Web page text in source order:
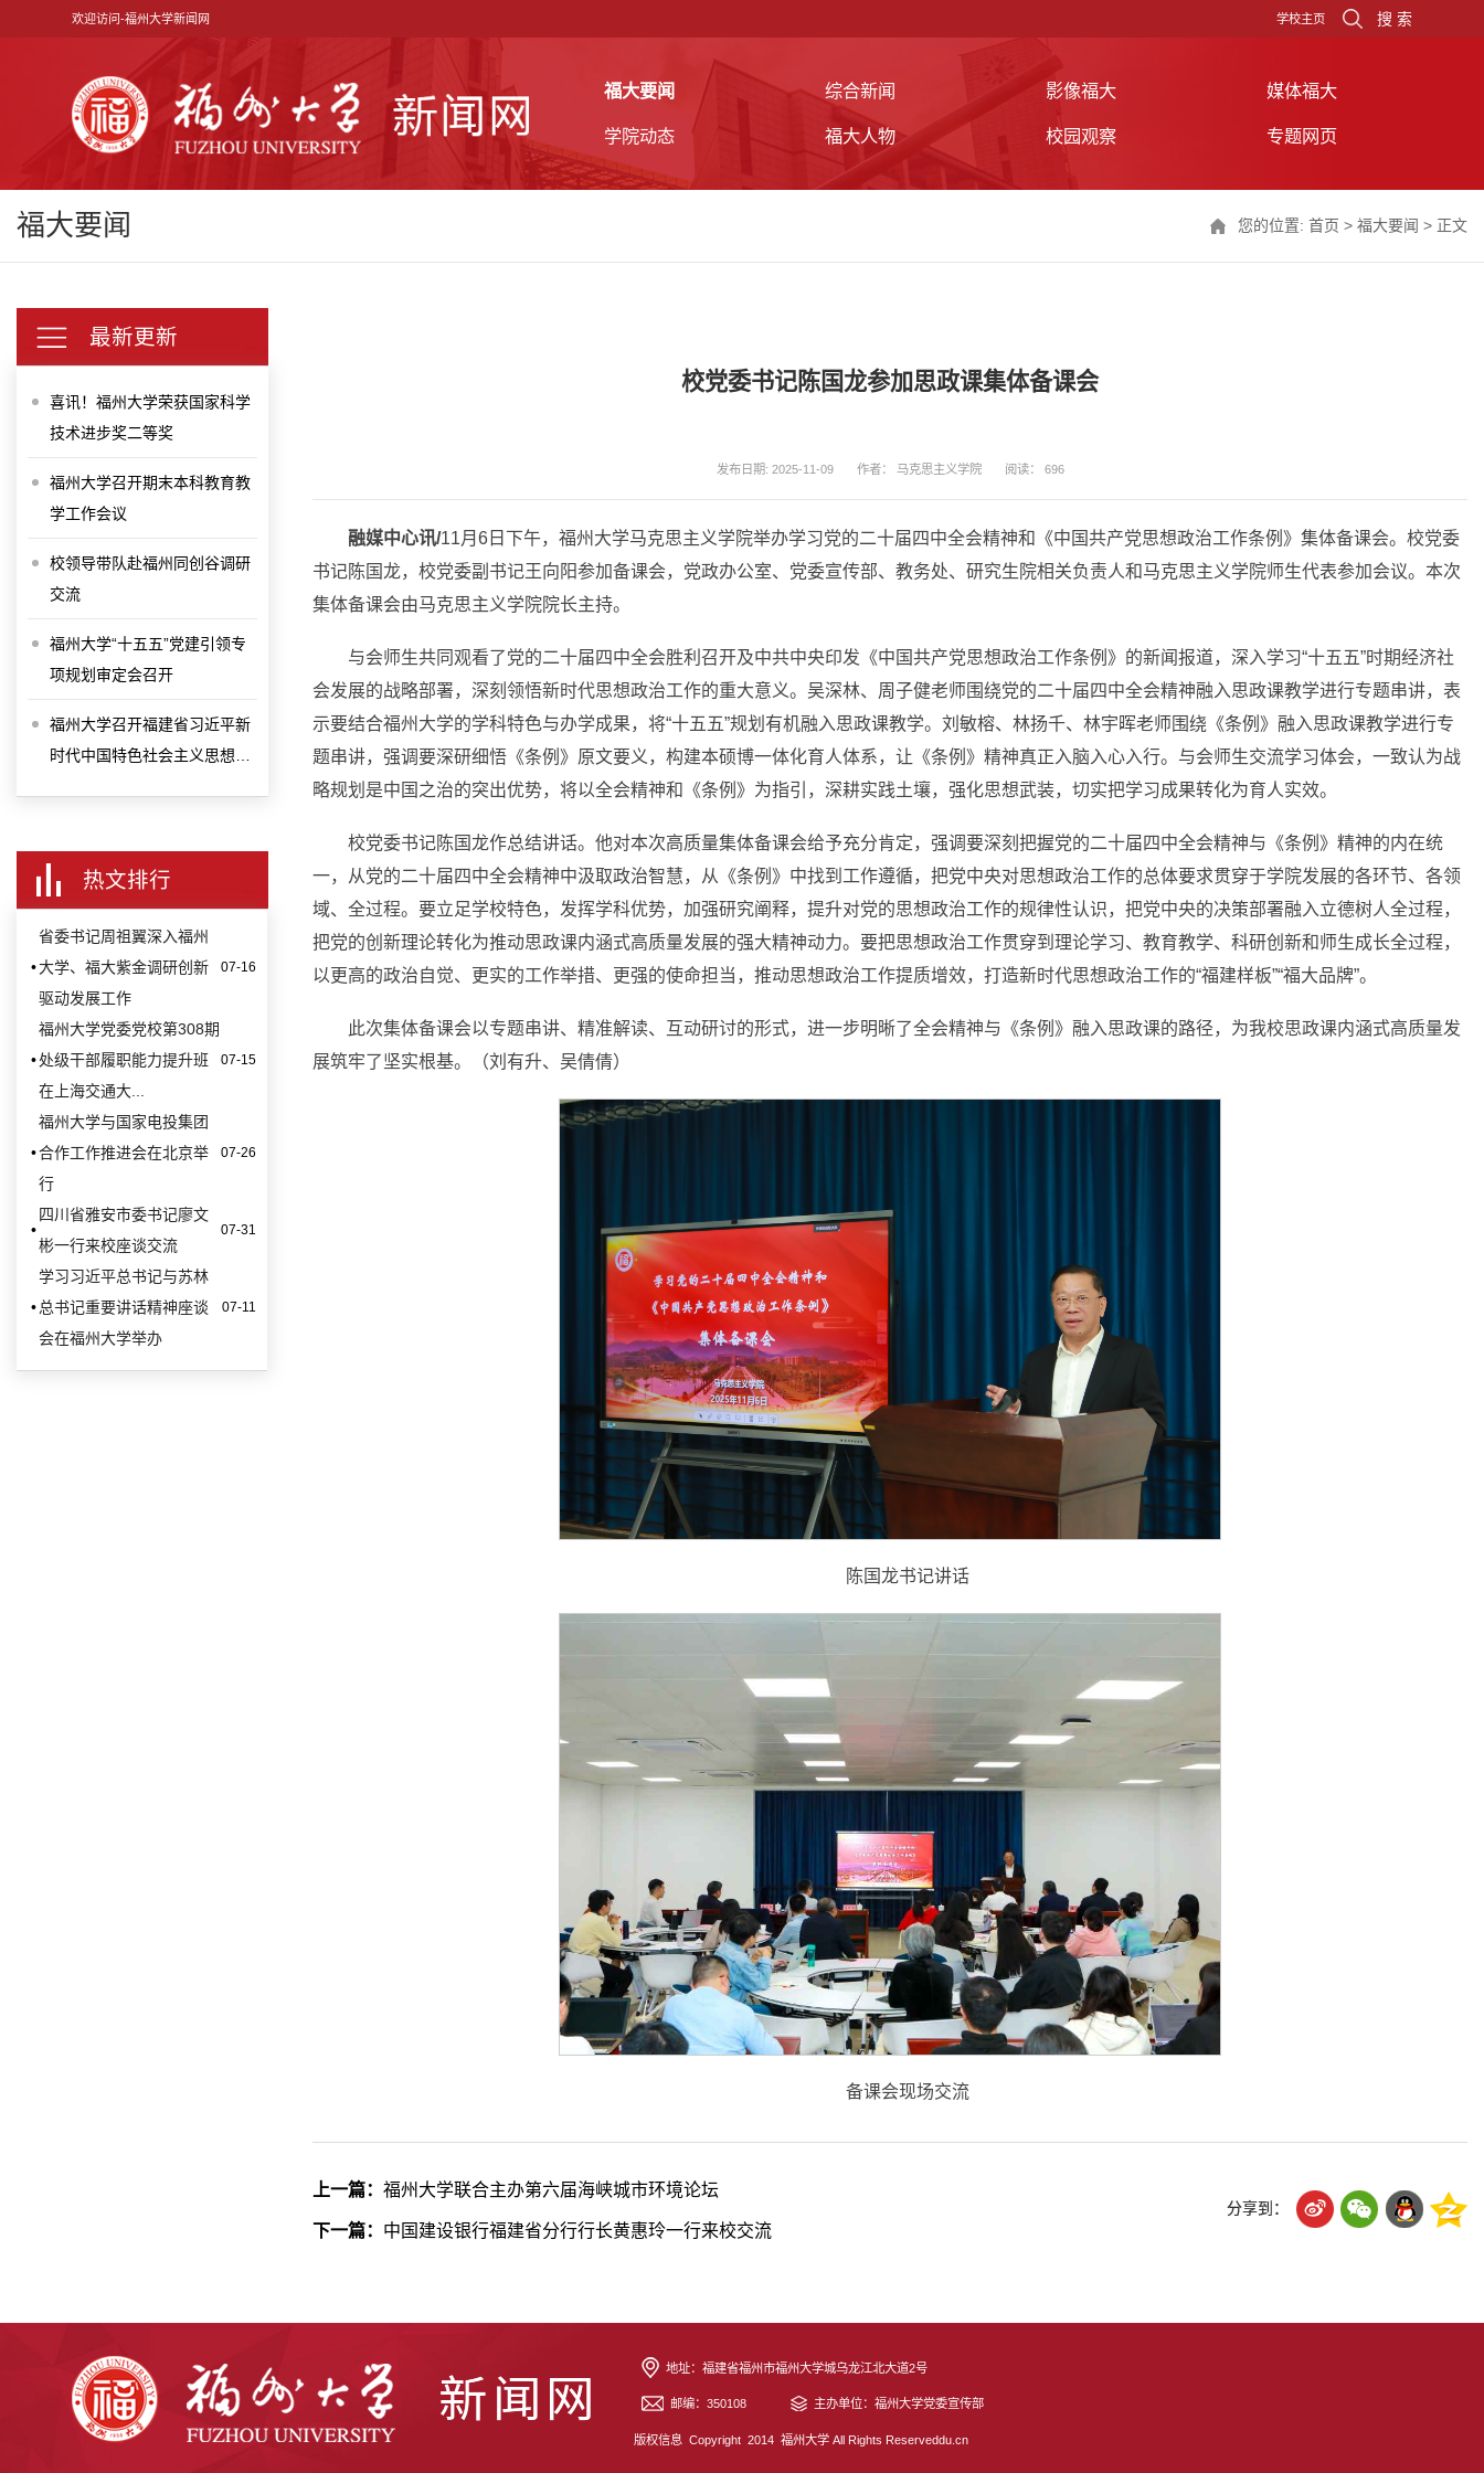
欢迎访问-福州大学新闻网 学校主页 搜 索
福大要闻 综合新闻 影像福大 媒体福大
学院动态 福大人物 校园观察 专题网页
福大要闻 您的位置: 首页 > 福大要闻 > 正文
最新更新
喜讯！福州大学荣获国家科学
技术进步奖二等奖
福州大学召开期末本科教育教
学工作会议
校领导带队赴福州同创谷调研
交流
福州大学“十五五”党建引领专
项规划审定会召开
福州大学召开福建省习近平新
时代中国特色社会主义思想研
热文排行
•
省委书记周祖翼深入福州
大学、福大紫金调研创新
驱动发展工作
07-16
•
福州大学党委党校第308期
处级干部履职能力提升班
在上海交通大...
07-15
•
福州大学与国家电投集团
合作工作推进会在北京举
行
07-26
•
四川省雅安市委书记廖文
彬一行来校座谈交流
07-31
•
学习习近平总书记与苏林
总书记重要讲话精神座谈
会在福州大学举办
07-11
校党委书记陈国龙参加思政课集体备课会
发布日期: 2025-11-09 作者： 马克思主义学院 阅读： 696
融媒中心讯/11月6日下午，福州大学马克思主义学院举办学习党的二十届四中全会精神和《中国共产党思想政治工作条例》集体备课会。校党委
书记陈国龙，校党委副书记王向阳参加备课会，党政办公室、党委宣传部、教务处、研究生院相关负责人和马克思主义学院师生代表参加会议。本次
集体备课会由马克思主义学院院长主持。
与会师生共同观看了党的二十届四中全会胜利召开及中共中央印发《中国共产党思想政治工作条例》的新闻报道，深入学习“十五五”时期经济社
会发展的战略部署，深刻领悟新时代思想政治工作的重大意义。吴深林、周子健老师围绕党的二十届四中全会精神融入思政课教学进行专题串讲，表
示要结合福州大学的学科特色与办学成果，将“十五五”规划有机融入思政课教学。刘敏榕、林扬千、林宇晖老师围绕《条例》融入思政课教学进行专
题串讲，强调要深研细悟《条例》原文要义，构建本硕博一体化育人体系，让《条例》精神真正入脑入心入行。与会师生交流学习体会，一致认为战
略规划是中国之治的突出优势，将以全会精神和《条例》为指引，深耕实践土壤，强化思想武装，切实把学习成果转化为育人实效。
校党委书记陈国龙作总结讲话。他对本次高质量集体备课会给予充分肯定，强调要深刻把握党的二十届四中全会精神与《条例》精神的内在统
一，从党的二十届四中全会精神中汲取政治智慧，从《条例》中找到工作遵循，把党中央对思想政治工作的总体要求贯穿于学院发展的各环节、各领
域、全过程。要立足学校特色，发挥学科优势，加强研究阐释，提升对党的思想政治工作的规律性认识，把党中央的决策部署融入立德树人全过程，
把党的创新理论转化为推动思政课内涵式高质量发展的强大精神动力。要把思想政治工作贯穿到理论学习、教育教学、科研创新和师生成长全过程，
以更高的政治自觉、更实的工作举措、更强的使命担当，推动思想政治工作提质增效，打造新时代思想政治工作的“福建样板”“福大品牌”。
此次集体备课会以专题串讲、精准解读、互动研讨的形式，进一步明晰了全会精神与《条例》融入思政课的路径，为我校思政课内涵式高质量发
展筑牢了坚实根基。（刘有升、吴倩倩）
陈国龙书记讲话
备课会现场交流
上一篇：福州大学联合主办第六届海峡城市环境论坛
下一篇： 中国建设银行福建省分行行长黄惠玲一行来校交流
分享到：
地址：福建省福州市福州大学城乌龙江北大道2号
邮编：350108 主办单位：福州大学党委宣传部
版权信息 Copyright 2014 福州大学 All Rights Reserveddu.cn